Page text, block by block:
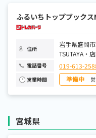
ふるいちトップブックス
住所
岩手県盛岡
TSUTAYA・
電話番号 019-613-
営業時間 準備中
日曜日
土曜日
宮城県